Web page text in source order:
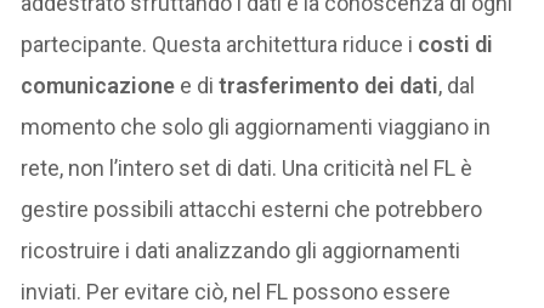
partecipante. Questa architettura riduce i costi di
comunicazione e ditrasferimento dei dati, dal
momento che solo gli aggiornamenti viaggiano in
rete, non l’intero set di dati. Una criticità nel FL è
gestire possibili attacchi esterni che potrebbero
ricostruire i dati analizzando gli aggiornamenti
inviati. Per evitare ciò, nel FL possono essere